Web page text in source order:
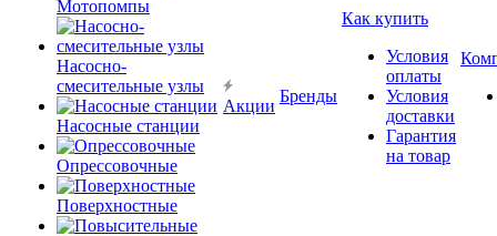
Мотопомпы
Насосно-
смесительные узлы
Насосные станции
Опрессовочные
Поверхностные
Акции
Бренды
Как купить
Условия
оплаты
Условия
доставки
Гарантия
на товар